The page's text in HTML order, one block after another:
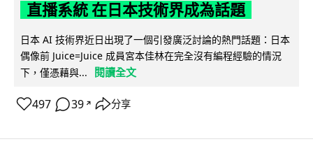
直播系統 在日本技術界成為話題
日本 AI 技術界近日出現了一個引發廣泛討論的熱門話題：日本
偶像前 Juice=Juice 成員宮本佳林在完全沒有編程經驗的情況
下，僅憑藉與...
閱讀全文
497 39 ↗ 分享